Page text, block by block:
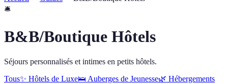
🛎️
B&B/Boutique Hôtels
Séjours personnalisés et intimes en petits hôtels.
Tous✨ Hôtels de Luxe🛌 Auberges de Jeunesse🌿 Hébergements